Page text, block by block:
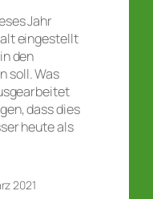
Jahr
eingestellt
den
soll. Was
dass dies
heute als
2021